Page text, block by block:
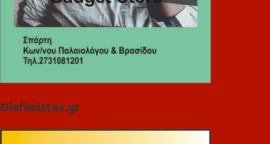
Diafimistes.gr